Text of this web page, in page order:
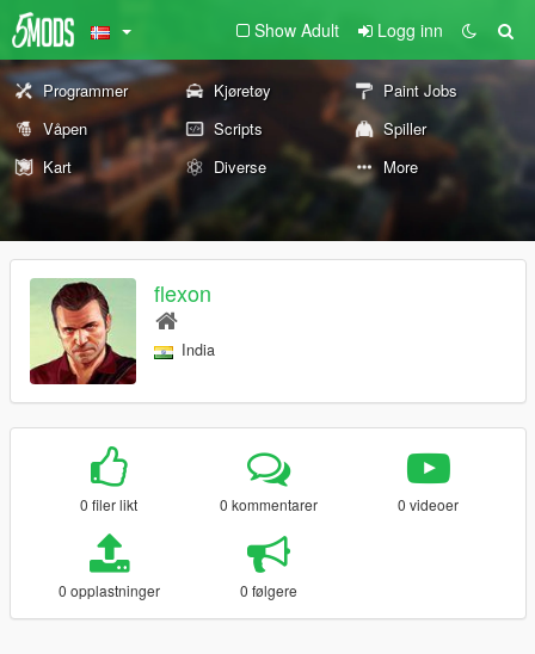
Show Adult Logg inn
Programmer Kjøretøy
Paint Jobs
Våpen
Scripts
Spiller
Kart
Diverse More
flexon
India
0 filer likt 0 kommentarer 0 videoer
0 opplastninger 0 følgere